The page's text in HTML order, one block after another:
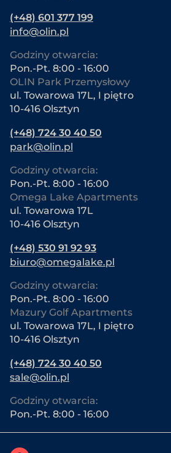
(+48) 601 377 199
info@olin.pl
Godziny otwarcia:
Pon.-Pt. 8:00 - 16:00
OLIN Park Przemysłowy
ul. Towarowa 17L, I piętro
10-416 Olsztyn
(+48) 724 30 40 50
park@olin.pl
Godziny otwarcia:
Pon.-Pt. 8:00 - 16:00
Omega Lake Apartments
ul. Towarowa 17L
10-416 Olsztyn
(+48) 530 91 92 93
biuro@omegalake.pl
Godziny otwarcia:
Pon.-Pt. 8:00 - 16:00
Mazury Golf Apartments
ul. Towarowa 17L, I piętro
10-416 Olsztyn
(+48) 724 30 40 50
sale@olin.pl
Godziny otwarcia:
Pon.-Pt. 8:00 - 16:00